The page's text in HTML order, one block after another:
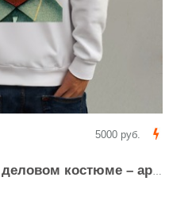
5000 руб.
костюме – арт-портрет